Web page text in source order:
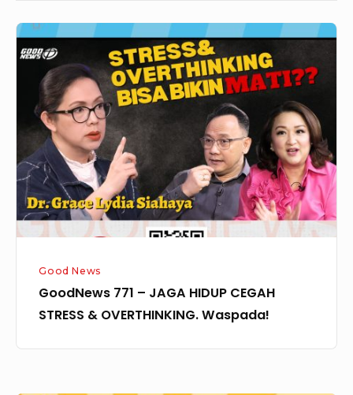
GoodNews
771
JAGA
HIDUP
CEGAH
STRESS
OVERTHINKING.
Waspada!
Good News
GoodNews 771 – JAGA HIDUP CEGAH
STRESS & OVERTHINKING. Waspada!